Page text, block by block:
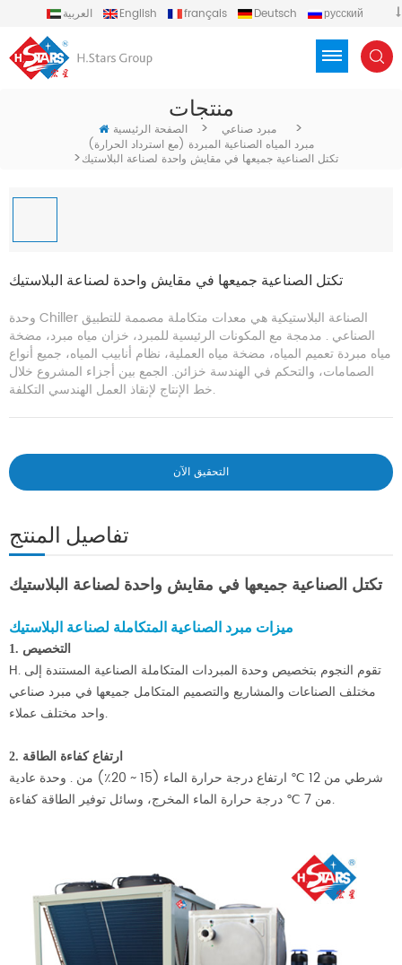
العربية English français Deutsch
русский
منتجات
الصفحة الرئيسية > مبرد صناعي >
مبرد المياه الصناعية المبردة (مع استرداد الحرارة)
>تكتل الصناعية جميعها في مقايش واحدة لصناعة البلاستيك
تكتل الصناعية جميعها في مقايش واحدة لصناعة البلاستيك
وحدة Chiller الصناعة البلاستيكية هي معدات متكاملة مصممة للتطبيق
الصناعي . مدمجة مع المكونات الرئيسية للمبرد، خزان مياه مبرد، مضخة
مياه مبردة تعميم المياه، مضخة مياه العملية، نظام أنابيب المياه، جميع أنواع
الصمامات، والتحكم في الهندسة خزائن. الجمع بين أجزاء المشروع خلال
خط الإنتاج لإنقاذ العمل الهندسي التكلفة.
التحقيق الآن
تفاصيل المنتج
تكتل الصناعية جميعها في مقايش واحدة لصناعة البلاستيك
ميزات مبرد الصناعية المتكاملة لصناعة البلاستيك
1. التخصيص
H. تقوم النجوم بتخصيص وحدة المبردات المتكاملة الصناعية المستندة إلى
مختلف الصناعات والمشاريع والتصميم المتكامل جميعها في مبرد صناعي
واحد مختلف عملاء.
2. ارتفاع كفاءة الطاقة
شرطي من 12 ℃ ارتفاع درجة حرارة الماء (15 ~ 20٪) من . وحدة عادية
من 7 ℃ درجة حرارة الماء المخرج، وسائل توفير الطاقة كفاءة.